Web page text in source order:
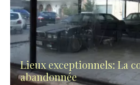
Lieux exceptionnels: La
abandonnée